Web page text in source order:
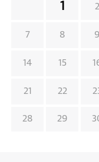
1 2
7 8 9
14 15
21 22
28 29